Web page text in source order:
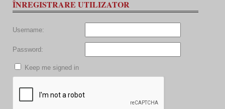
ÎNREGISTRARE UTILIZATOR
Username:
Password:
Keep me signed in